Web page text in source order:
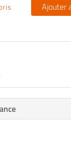
Ajouter